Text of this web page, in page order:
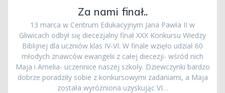
Za nami finał..
13 marca w Centrum Edukacyjnym Jana Pawła II w
Gliwicach odbył się diecezjalny finał XXX Konkursu Wiedzy
Biblijnej dla uczniów klas IV-VI. W finale wzięło udział 60
młodych znawców ewangelii z całej diecezji- wśród nich
Maja i Amelia- uczennice naszej szkoły. Dziewczynki bardzo
dobrze poradziły sobie z konkursowymi zadaniami, a Maja
została wyróżniona uzyskując VI…